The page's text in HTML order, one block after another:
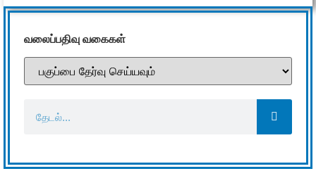
வலைப்பதிவு வகைகள்